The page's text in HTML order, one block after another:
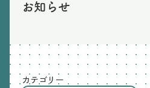
お知らせ
カテゴリー